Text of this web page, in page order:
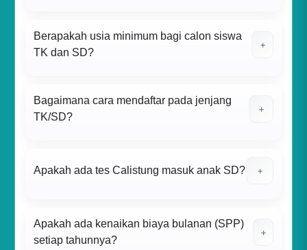
Berapakah usia minimum bagi calon siswa
TK dan SD?
+
Bagaimana cara mendaftar pada jenjang
TK/SD?
+
Apakah ada tes Calistung masuk anak SD? +
Apakah ada kenaikan biaya bulanan (SPP)
setiap tahunnya?
+